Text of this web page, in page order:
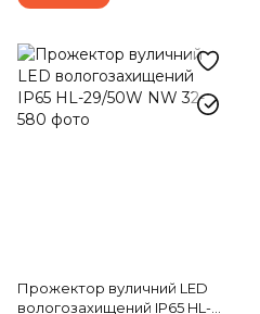
Прожектор вуличний LED
вологозахищений IP65 HL-